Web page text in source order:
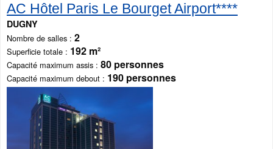
AC Hôtel Paris Le Bourget Airport****
DUGNY
Nombre de salles 2
Superficie totale 192 m²
Capacité maximum assis 80 personnes
Capacité maximum debout 190 personnes